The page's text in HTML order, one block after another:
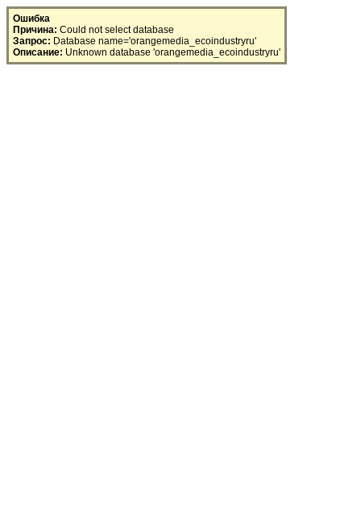
Ошибка
Причина: Could not select database
Запрос: Database name='orangemedia_ecoindustryru'
Описание: Unknown database 'orangemedia_ecoindustryru'
SQL Error